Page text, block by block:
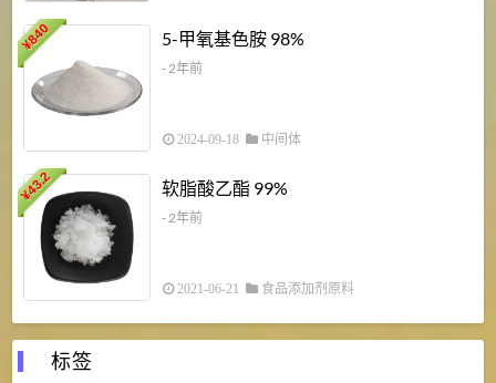
¥
840 5-甲氧基色胺 98%
- 2年前
2024-09-18 中间体
¥
43.2 软脂酸乙酯 99%
- 2年前
2021-06-21 食品添加剂原料
标签